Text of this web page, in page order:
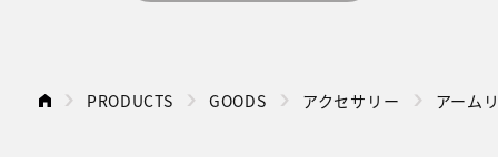
PRODUCTS GOODS アクセサリー アーム